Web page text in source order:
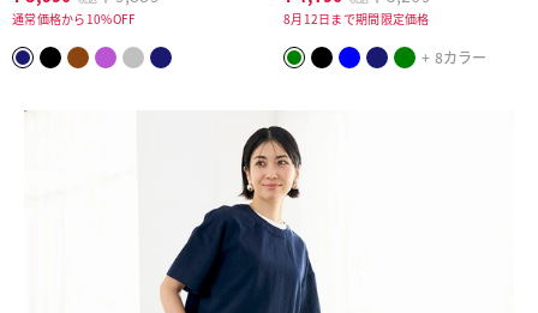
通常価格から10%OFF 8月12日まで期間限定価格
+ 8カラー